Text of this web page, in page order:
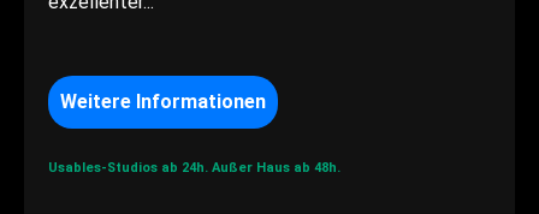
Weitere Informationen
Usables-Studios ab 24h. Außer Haus ab 48h.